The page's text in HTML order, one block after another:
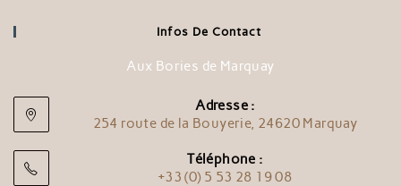
Infos De Contact
Aux Bories de Marquay
Adresse :
254 route de la Bouyerie, 24620 Marquay
Téléphone :
+33 (0) 5 53 28 19 08